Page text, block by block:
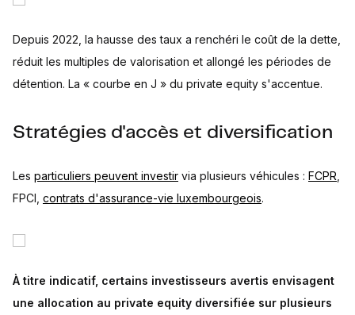
Depuis 2022, la hausse des taux a renchéri le coût de la dette,
réduit les multiples de valorisation et allongé les périodes de
détention. La « courbe en J » du private equity s'accentue.
Stratégies d'accès et diversification
Les particuliers peuvent investir via plusieurs véhicules : FCPR
FPCI, contrats d'assurance-vie luxembourgeois.
À titre indicatif, certains investisseurs avertis envisagent
une allocation au private equity diversifiée sur plusieurs